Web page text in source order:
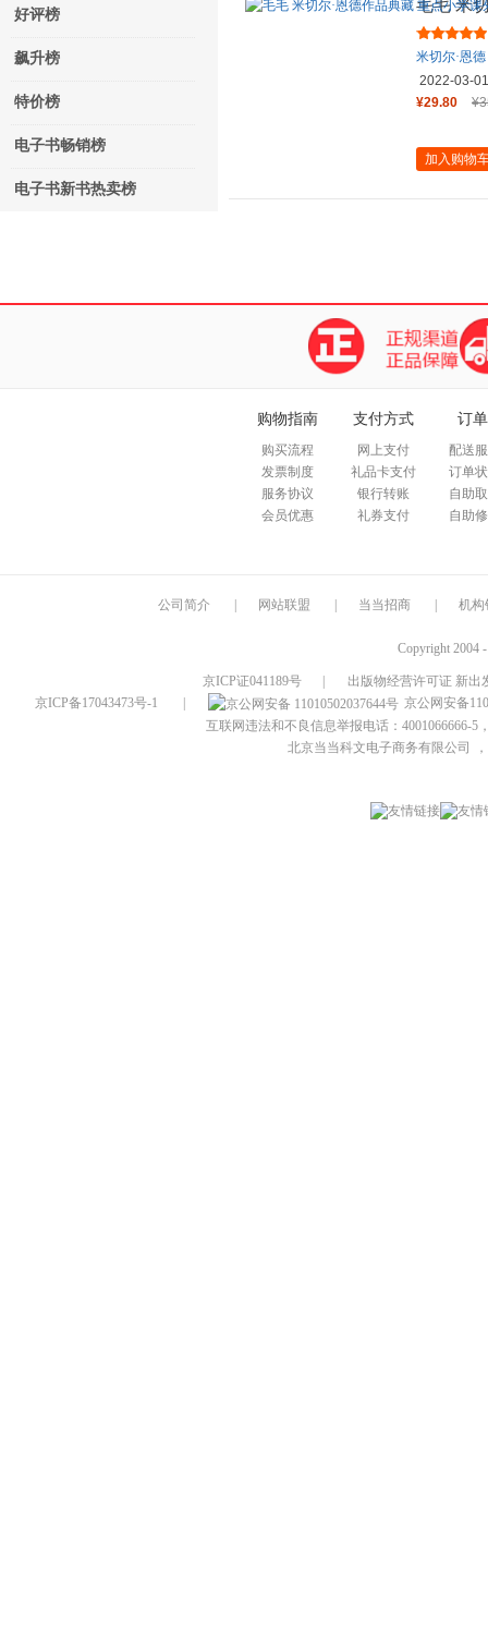
好评榜
飙升榜
特价榜
电子书畅销榜
电子书新书热卖榜
毛毛 米
阅读推
米切尔·恩德
2022-03-01
¥29.80
加入购物
购物指南
购买流程
发票制度
服务协议
会员优惠
支付方式
网上支付
礼品卡支付
银行转账
礼券支付
订
配送
订单
自助
自助
公司简介 网站联盟 当当招商 机构
Copyright 2004
京ICP证041189号
出版物经营许可证 新出
京ICP备17043473号-1
京公网安备
互联网违法和不良信息举报电话：4001066666-5
北京当当科文电子商务有限公司